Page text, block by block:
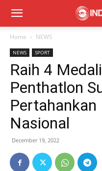
Home NEWS
NEWS SPORT
Raih 4
Penthatlon
Pertahankan
Nasional
December 19, 2022